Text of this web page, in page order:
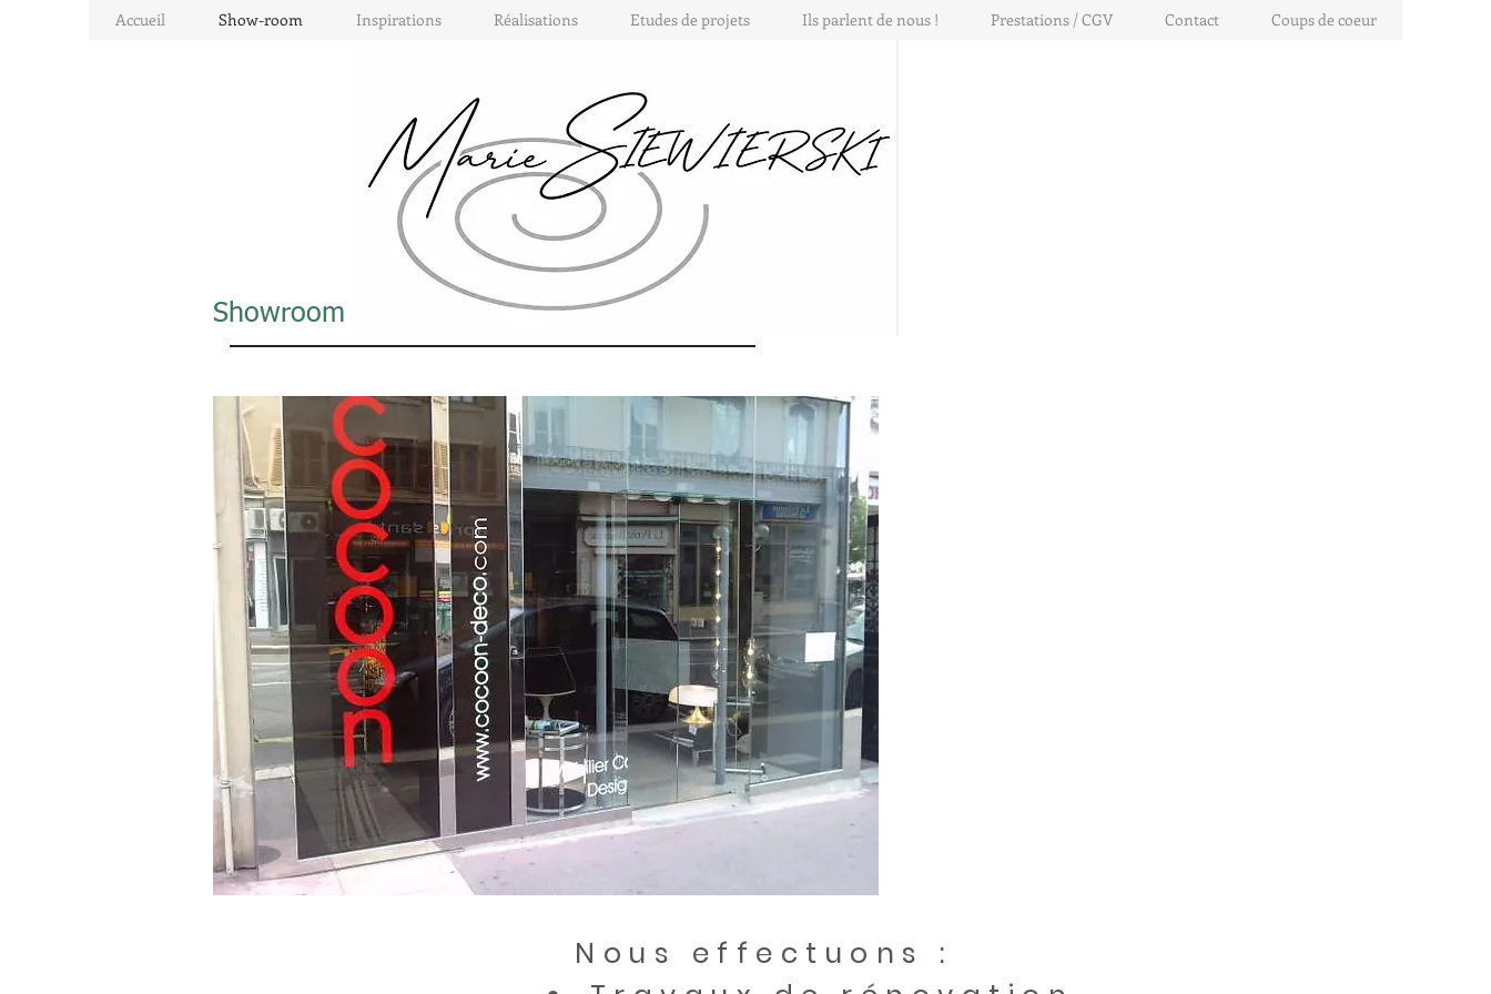
Accueil Show-room Inspirations Réalisations Etudes de projets Ils parlent de nous ! Prestations / CGV Contact Coups de coeur
Showroom
Nous effectuons : ​​